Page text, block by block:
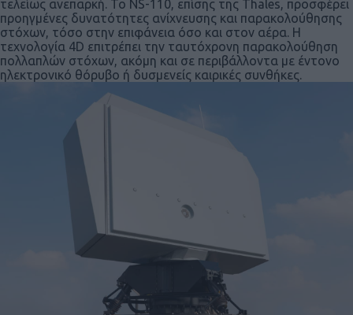
τελείως ανεπαρκή. Το NS-110, επίσης της Thales, προσφέρει
προηγμένες δυνατότητες ανίχνευσης και παρακολούθησης
στόχων, τόσο στην επιφάνεια όσο και στον αέρα. Η
τεχνολογία 4D επιτρέπει την ταυτόχρονη παρακολούθηση
πολλαπλών στόχων, ακόμη και σε περιβάλλοντα με έντονο
ηλεκτρονικό θόρυβο ή δυσμενείς καιρικές συνθήκες.